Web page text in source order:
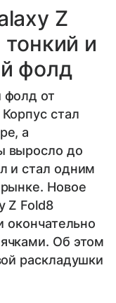
Z
и
фолд
фолд от
стал
а
выросло до
и стал одним
Новое
Z Fold8
окончательно
Об этом
раскладушки